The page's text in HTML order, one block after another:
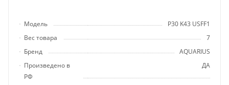
Модель
P30 K43 USFF1
Вес товара
7
Бренд
AQUARIUS
Произведено в
РФ
ДА